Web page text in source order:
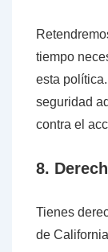
tiempo
esta
seguridad
contra el
8.
Tienes
de